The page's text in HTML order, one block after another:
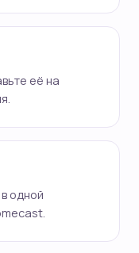
её на
одной